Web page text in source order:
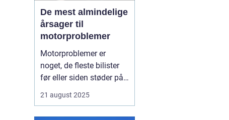
De mest almindelige
årsager til
motorproblemer
Motorproblemer er
noget, de fleste bilister
før eller siden støder på.
som små drillerier, andre
21 august 2025